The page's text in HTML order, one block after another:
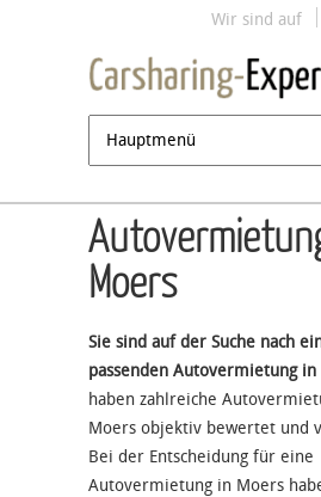
Jump to
Wir sind auf
Moers
Sie sind auf der Suche nach
passenden Autovermietung in
haben zahlreiche
Moers objektiv bewertet und
Bei der Entscheidung für eine
Autovermietung in Moers